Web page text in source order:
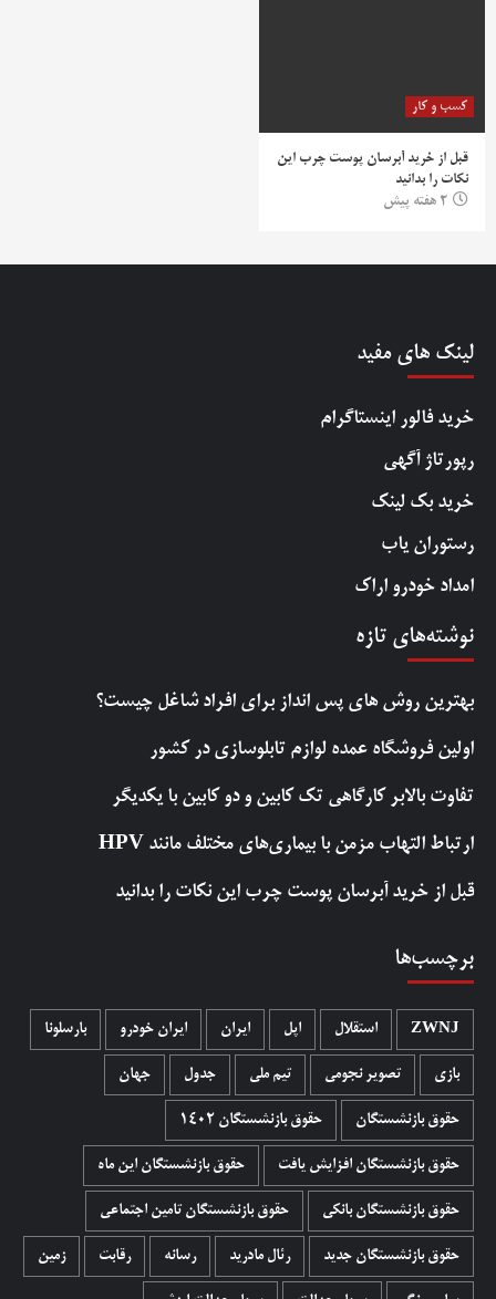
کسب و کار
قبل از خرید آبرسان پوست چرب این
نکات را بدانید
2 هفته پیش
لینک های مفید
خرید فالور اینستاگرام
رپورتاژ آگهی
خرید بک لینک
رستوران یاب
امداد خودرو اراک
نوشته‌های تازه
بهترین روش‌ های پس‌ انداز برای افراد شاغل چیست؟
اولین فروشگاه عمده لوازم تابلوسازی در کشور
تفاوت بالابر کارگاهی تک کابین و دو کابین با یکدیگر
ارتباط التهاب مزمن با بیماری‌های مختلف مانند HPV
قبل از خرید آبرسان پوست چرب این نکات را بدانید
برچسب‌ها
ZWNJ استقلال اپل ایران ایران خودرو بارسلونا
بازی تصویر نجومی تیم ملی جدول جهان
حقوق بازنشستگان حقوق بازنشستگان 1402
حقوق بازنشستگان افزایش یافت حقوق بازنشستگان این ماه
حقوق بازنشستگان بانکی حقوق بازنشستگان تامین اجتماعی
حقوق بازنشستگان جدید رئال مادرید رسانه رقابت زمین